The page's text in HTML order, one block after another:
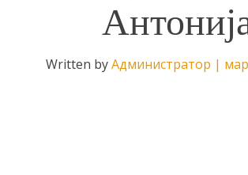
Written byАдминистратор |